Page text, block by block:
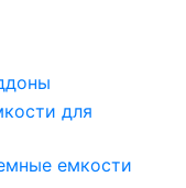
для
емкости